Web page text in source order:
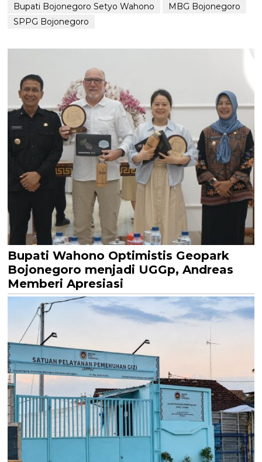
Bupati Bojonegoro Setyo Wahono
MBG Bojonegoro
SPPG Bojonegoro
Bupati Wahono Optimistis Geopark
Bojonegoro menjadi UGGp, Andreas
Memberi Apresiasi